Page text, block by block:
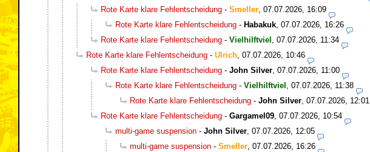
Rote Karte klare Fehlentscheidung - Smeller, 07.07.2026, 16:09
Rote Karte klare Fehlentscheidung - Habakuk, 07.07.2026, 16:26
Rote Karte klare Fehlentscheidung - Vielhilftviel , 07.07.2026, 11:34
Rote Karte klare Fehlentscheidung - Ulrich, 07.07.2026, 10:46
Rote Karte klare Fehlentscheidung - John Silver, 07.07.2026, 11:00
Rote Karte klare Fehlentscheidung - Vielhilftviel , 07.07.2026, 11:38
Rote Karte klare Fehlentscheidung - John Silver, 07.07.2026, 12:01
Rote Karte klare Fehlentscheidung - Gargamel09, 07.07.2026, 10:54
multi-game suspension - John Silver, 07.07.2026, 12:05
multi-game suspension - Smeller, 07.07.2026, 16:26